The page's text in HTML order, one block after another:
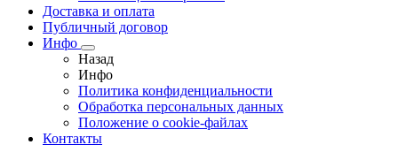
Доставка и оплата
Публичный договор
Инфо
Назад
Инфо
Политика конфиденциальности
Обработка персональных данных
Положение о cookie-файлах
Контакты